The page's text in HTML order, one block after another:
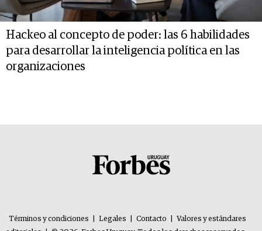
Hackeo al concepto de poder: las 6 habilidades
para desarrollar la inteligencia política en las
organizaciones
Términos y condiciones Legales Contacto
Valores y estándares